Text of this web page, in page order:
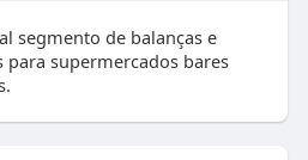
segmento de balanças e
para supermercados bares